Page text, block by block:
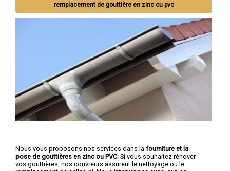
remplacement de gouttière en zinc ou pvc
Nous vous proposons nos services dans la fourniture et la
pose de gouttières en zinc ou PVC. Si vous souhaitez rénover
vos gouttières, nos couvreurs assurent le nettoyage ou le